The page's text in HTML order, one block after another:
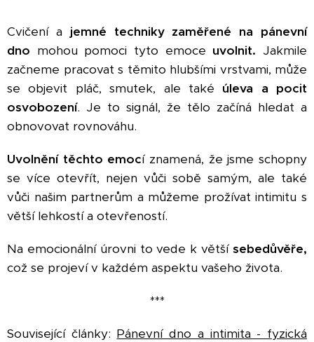
Cvičení a jemné techniky zaměřené na pánevní
dno mohou pomoci tyto emoce uvolnit. Jakmile
začneme pracovat s těmito hlubšími vrstvami, může
se objevit pláč, smutek, ale také úleva a pocit
osvobození. Je to signál, že tělo začíná hledat a
obnovovat rovnováhu.
Uvolnění těchto emocí znamená, že jsme schopny
se více otevřít, nejen vůči sobě samým, ale také
vůči našim partnerům a můžeme prožívat intimitu s
větší lehkostí a otevřeností.
Na emocionální úrovni to vede k větší sebedůvěře,
což se projeví v každém aspektu vašeho života.
***
Související články: Pánevní dno a intimita - fyzická